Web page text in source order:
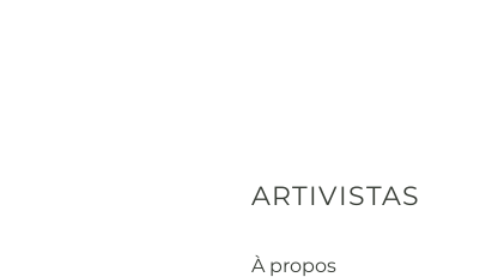
ARTIVISTAS
À propos